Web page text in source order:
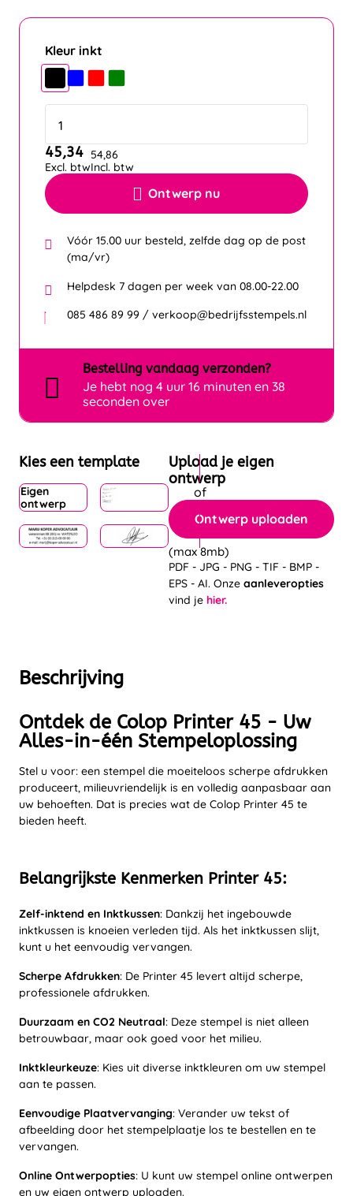
Beschrijving
Ontdek de Colop Printer 45 - Uw
Alles-in-één Stempeloplossing
Stel u voor: een stempel die moeiteloos scherpe afdrukken
produceert, milieuvriendelijk is en volledig aanpasbaar aan
uw behoeften. Dat is precies wat de Colop Printer 45 te
bieden heeft.
Belangrijkste Kenmerken Printer 45:
Zelf-inktend en Inktkussen: Dankzij het ingebouwde
inktkussen is knoeien verleden tijd. Als het inktkussen slijt,
kunt u het eenvoudig vervangen.
Scherpe Afdrukken: De Printer 45 levert altijd scherpe,
professionele afdrukken.
Duurzaam en CO2 Neutraal: Deze stempel is niet alleen
betrouwbaar, maar ook goed voor het milieu.
Inktkleurkeuze: Kies uit diverse inktkleuren om uw stempel
aan te passen.
Eenvoudige Plaatvervanging: Verander uw tekst of
afbeelding door het stempelplaatje los te bestellen en te
vervangen.
Online Ontwerpopties: U kunt uw stempel online ontwerpen
en uw eigen ontwerp uploaden.
Kleur inkt
Ontwerp nu
45,34
Excl. btw
54,86
Incl. btw
Vóór 15.00 uur besteld, zelfde dag op de post
(ma/vr)
Helpdesk 7 dagen per week van 08.00-22.00
085 486 89 99 / verkoop@bedrijfsstempels.nl
Bestelling vandaag verzonden?
Je hebt nog 4 uur 16 minuten en 36
seconden over
Kies een template
Eigen
ontwerp
Upload je eigen
ontwerp
Ontwerp uploaden
(max 8mb)
PDF - JPG - PNG - TIF - BMP -
EPS - AI. Onze aanleveropties
vind je hier.